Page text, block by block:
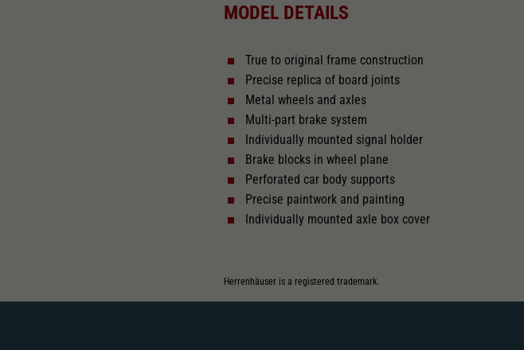
MODEL DETAILS
True to original frame construction
Precise replica of board joints
Metal wheels and axles
Multi-part brake system
Individually mounted signal holder
Brake blocks in wheel plane
Perforated car body supports
Precise paintwork and painting
Individually mounted axle box cover
Herrenhäuser is a registered trademark.